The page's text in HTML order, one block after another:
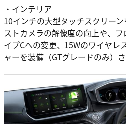
・インテリア
10インチの大型タッチスクリー
ストカメラの解像度の向上や、
イプCへの変更、15Wのワイヤレ
ャーを装備（GTグレードのみ）さ